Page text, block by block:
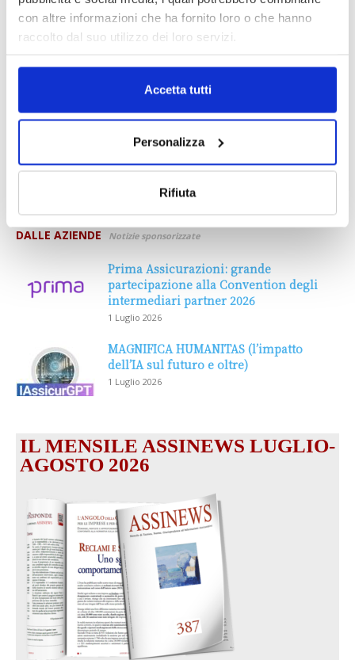
con altre informazioni che ha fornito loro o che hanno
raccolto dal suo utilizzo dei loro servizi.
Accetta tutti
Personalizza
Rifiuta
DALLE AZIENDE Notizie sponsorizzate
Prima Assicurazioni: grande
partecipazione alla Convention degli
intermediari partner 2026
1 Luglio 2026
MAGNIFICA HUMANITAS (l’impatto
dell’IA sul futuro e oltre)
1 Luglio 2026
IL MENSILE ASSINEWS LUGLIO-
AGOSTO 2026